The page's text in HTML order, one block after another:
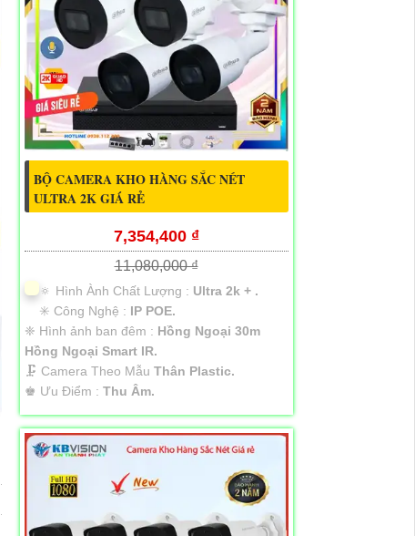
BỘ CAMERA KHO HÀNG SẮC NÉT
ULTRA 2K GIÁ RẺ
7,354,400 ₫
11,080,000 ₫
🔅 Hình Ành Chất Lượng : Ultra 2k + .
✳️ Công Nghệ : IP POE.
❈ Hình ảnh ban đêm : Hồng Ngoại 30m
Hồng Ngoại Smart IR.
🗜️ Camera Theo Mẫu Thân Plastic.
️♚ Ưu Điểm : Thu Âm.